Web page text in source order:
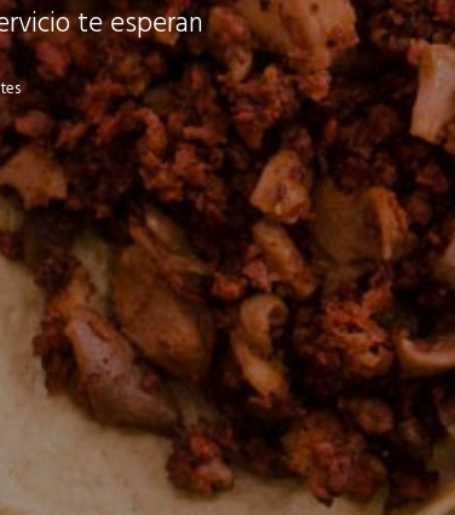
te esperan